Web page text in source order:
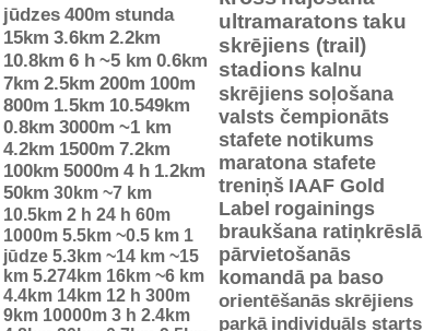
jūdzes 400m stunda
15km 3.6km 2.2km
10.8km 6 h ~5 km 0.6km
7km 2.5km 200m 100m
800m 1.5km 10.549km
0.8km 3000m ~1 km
4.2km 1500m 7.2km
100km 5000m 4 h 1.2km
50km 30km ~7 km
10.5km 2 h 24 h 60m
1000m 5.5km ~0.5 km 1
jūdze 5.3km ~14 km ~15
km 5.274km 16km ~6 km
4.4km 14km 12 h 300m
9km 10000m 3 h 2.4km
ultramaratons taku
skrējiens (trail)
stadions kalnu
skrējiens soļošana
valsts čempionāts
stafete notikums
maratona stafete
treniņš IAAF Gold
Label rogainings
braukšana ratiņkrēslā
pārvietošanās
komandā pa baso
orientēšanās skrējiens
parkā individuāls starts